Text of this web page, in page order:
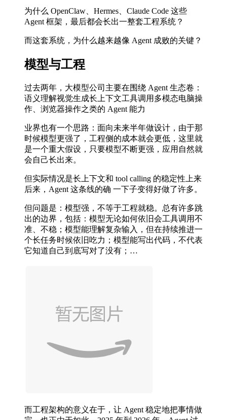
为什么 OpenClaw、Hermes、Claude Code 这些
Agent 框架，最后都会长出一整套工程系统？
而这套系统，为什么越来越像 Agent 成败的关键？
模型与工程
过去两年，大模型公司主要在围绕 Agent 生态卷：
语义理解视觉生成长上下文工具调用多模态电脑操
作、浏览器操作之类的 Agent 能力
业界也有一个思路：面向未来半年做设计，由于那
时候模型更强了，工程侧的成本就会更低，这里就
是一个重大假设，只要模型不断更强，应用自然就
会自己长出来。
但实际情况是长上下文和 tool calling 的稳定性上来
后来，Agent 这条线的确 一下子变得好做了许多。
但问题是：模型强，不等于工程就稳。总有许多跳
出的边界，包括：模型无论如何依旧会工具调用不
准、不稳；模型能理解复杂输入，但在持续推进一
个长任务时候依旧吃力；模型能写出代码，不代表
它知道自己到底写对了没有；…
而工程架构的意义在于，让 Agent 稳定地把事情做